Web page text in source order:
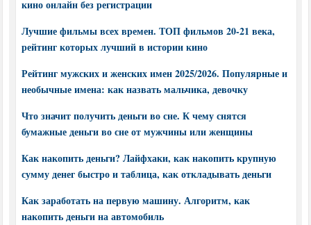
кино онлайн без регистрации
Лучшие фильмы всех времен. ТОП фильмов 20-21 века,
рейтинг которых лучший в истории кино
Рейтинг мужских и женских имен 2025/2026. Популярные и
необычные имена: как назвать мальчика, девочку
Что значит получить деньги во сне. К чему снятся
бумажные деньги во сне от мужчины или женщины
Как накопить деньги? Лайфхаки, как накопить крупную
сумму денег быстро и таблица, как откладывать деньги
Как заработать на первую машину. Алгоритм, как
накопить деньги на автомобиль